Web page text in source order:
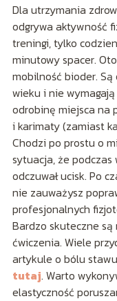
Dla utrzymania
odgrywa aktywność
treningi, tylko
minutowy spacer.
mobilność bioder.
wieku i nie
odrobinę miejsca na
i karimaty (zamiast
Chodzi po prostu o
sytuacja, że
odczuwał ucisk. Po
nie zauważysz
profesjonalnych
Bardzo skuteczne
ćwiczenia. Wiele
artykule o bólu
tutaj. Warto
elastyczność